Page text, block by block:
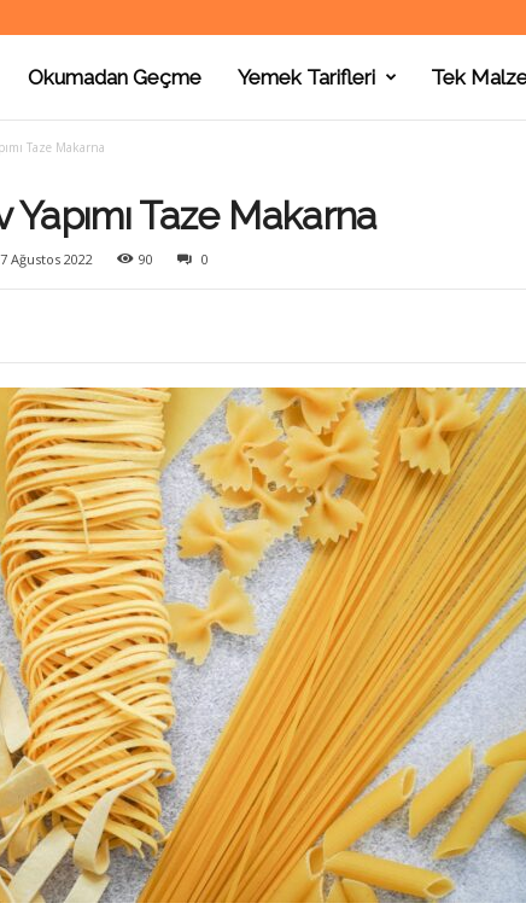
Okumadan Geçme Yemek Tarifleri Tek
Taze Makarna
Yapımı Taze Makarna
Ağustos 2022 90 0